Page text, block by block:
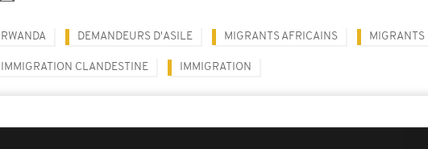
RWANDA DEMANDEURS D'ASILE MIGRANTS AFRICAINS MIGRANTS
IMMIGRATION CLANDESTINE IMMIGRATION